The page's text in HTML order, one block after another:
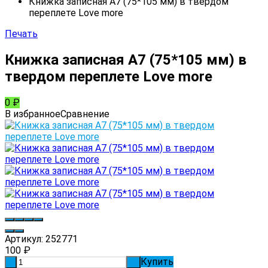
переплете Love more
Печать
Книжка записная А7 (75*105 мм) в
твердом переплете Love more
0 ₽
В избранноеСравнение
Артикул: 252771
100 ₽
Купить